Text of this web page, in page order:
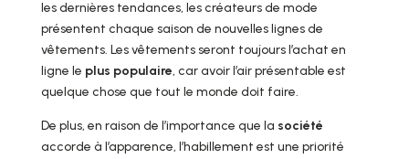
les dernières tendances, les créateurs de mode
présentent chaque saison de nouvelles lignes de
vêtements. Les vêtements seront toujours l’achat en
ligne le plus populaire, car avoir l’air présentable est
quelque chose que tout le monde doit faire.
De plus, en raison de l’importance que la société
accorde à l’apparence, l’habillement est une priorité